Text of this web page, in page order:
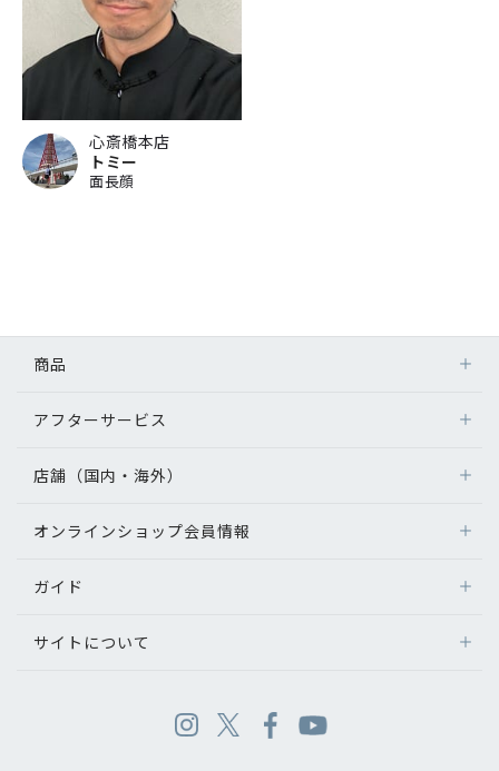
心斎橋本店
トミー
面長顔
商品
アフターサービス
店舗（国内・海外）
オンラインショップ会員情報
ガイド
サイトについて